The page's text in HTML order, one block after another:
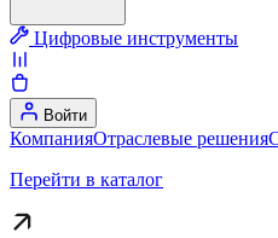
Цифровые инструменты
Войти
КомпанияОтраслевые решения
Перейти в каталог